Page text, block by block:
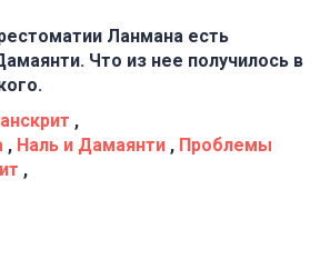
Ланмана есть
Что из нее получилось в
,
, Наль и Дамаянти , Проблемы
,